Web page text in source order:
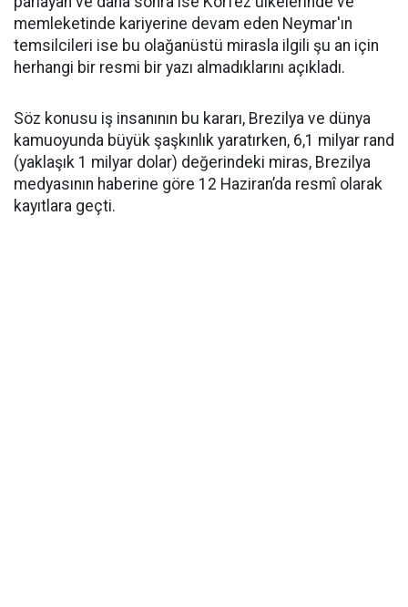
memleketinde kariyerine devam eden Neymar'ın
temsilcileri ise bu olağanüstü mirasla ilgili şu an için
herhangi bir resmi bir yazı almadıklarını açıkladı.
Söz konusu iş insanının bu kararı, Brezilya ve dünya
kamuoyunda büyük şaşkınlık yaratırken, 6,1 milyar rand
(yaklaşık 1 milyar dolar) değerindeki miras, Brezilya
medyasının haberine göre 12 Haziran’da resmî olarak
kayıtlara geçti.